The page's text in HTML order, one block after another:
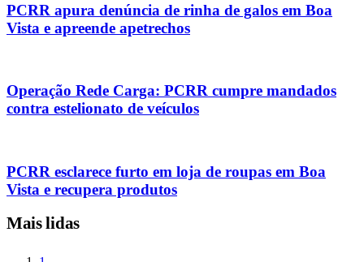
PCRR apura denúncia de rinha de galos em Boa
Vista e apreende apetrechos
Operação Rede Carga: PCRR cumpre mandados
contra estelionato de veículos
PCRR esclarece furto em loja de roupas em Boa
Vista e recupera produtos
Mais lidas